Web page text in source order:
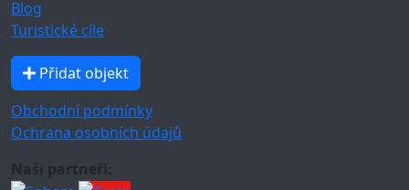
Blog
Turistické cíle
Přidat objekt
Obchodní podmínky
Ochrana osobních údajů
Naši partneři: